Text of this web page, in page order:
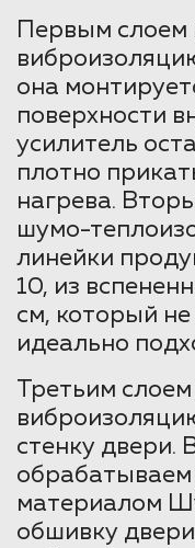
Первым
она
поверхности
усилитель
плотно
нагрева.
шумо-
линейки
10, из
см, который
идеально
Третьим
стенку двери.
материалом
обшивку